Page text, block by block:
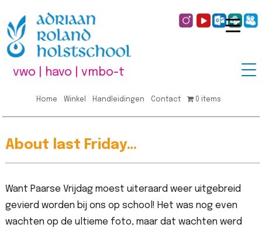
vwo | havo | vmbo-t
Home Winkel Handleidingen Contact 0 items
About last Friday…
Want Paarse Vrijdag moest uiteraard weer uitgebreid
gevierd worden bij ons op school! Het was nog even
wachten op de ultieme foto, maar dat wachten werd